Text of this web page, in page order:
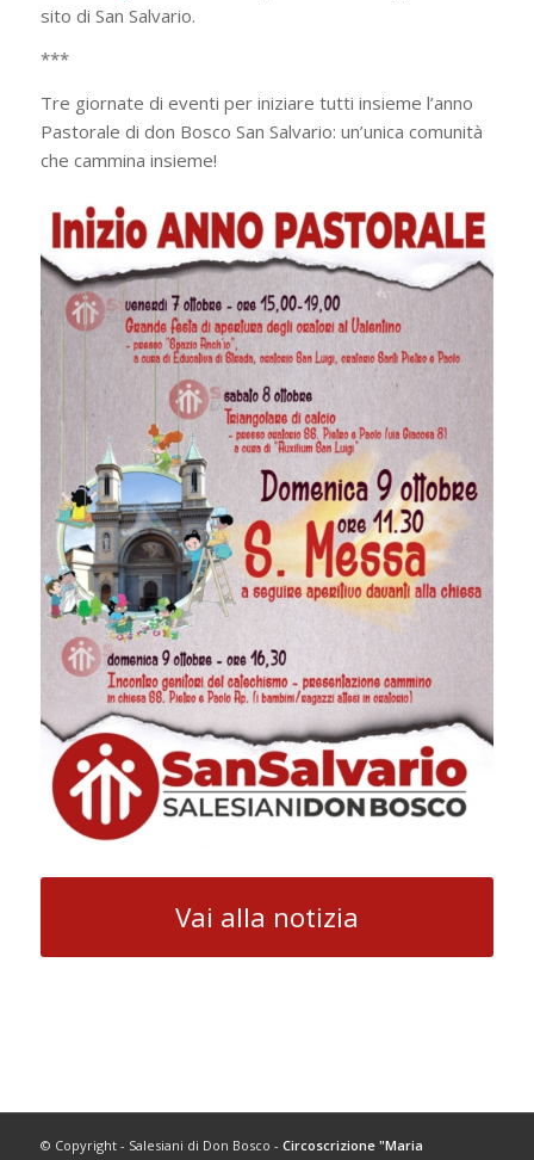
sito di San Salvario.
***
Tre giornate di eventi per iniziare tutti insieme l’anno
Pastorale di don Bosco San Salvario: un’unica comunità
che cammina insieme!
Vai alla notizia
© Copyright - Salesiani di Don Bosco - Circoscrizione "Maria